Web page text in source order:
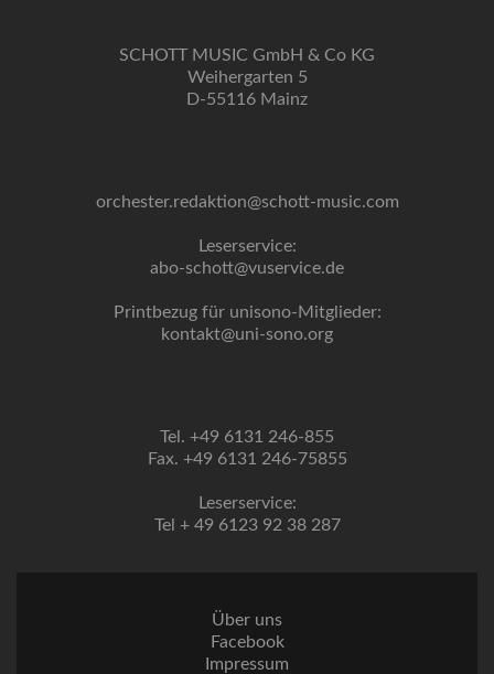
SCHOTT MUSIC GmbH & Co KG
Weihergarten 5
D-55116 Mainz
orchester.redaktion@schott-music.com
Leserservice:
abo-schott@vuservice.de
Printbezug für unisono-Mitglieder:
kontakt@uni-sono.org
Tel. +49 6131 246-855
Fax. +49 6131 246-75855
Leserservice:
Tel + 49 6123 92 38 287
Über uns
Facebook
Impressum